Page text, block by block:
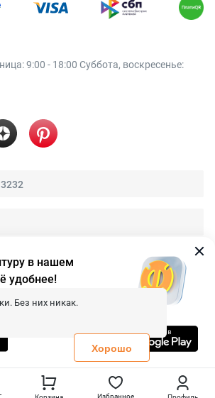
9:00 - 18:00 Суббота, воскресенье:
- Вебформат.
офертой
Избранное
в нашем
удобнее!
Без них никак.
Хорошо